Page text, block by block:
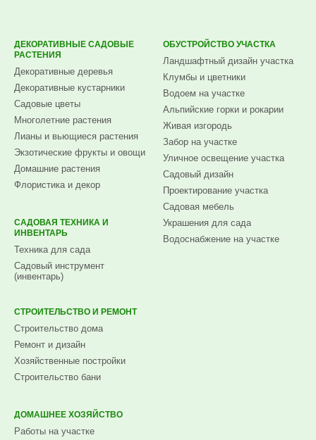
ДЕКОРАТИВНЫЕ САДОВЫЕ
РАСТЕНИЯ
Декоративные деревья
Декоративные кустарники
Садовые цветы
Многолетние растения
Лианы и вьющиеся растения
Экзотические фрукты и овощи
Домашние растения
Флористика и декор
САДОВАЯ ТЕХНИКА И
ИНВЕНТАРЬ
Техника для сада
Садовый инструмент
(инвентарь)
ОБУСТРОЙСТВО УЧАСТКА
Ландшафтный дизайн участка
Клумбы и цветники
Водоем на участке
Альпийские горки и рокарии
Живая изгородь
Забор на участке
Уличное освещение участка
Садовый дизайн
Проектирование участка
Садовая мебель
Украшения для сада
Водоснабжение на участке
СТРОИТЕЛЬСТВО И РЕМОНТ
Строительство дома
Ремонт и дизайн
Хозяйственные постройки
Строительство бани
ДОМАШНЕЕ ХОЗЯЙСТВО
Работы на участке